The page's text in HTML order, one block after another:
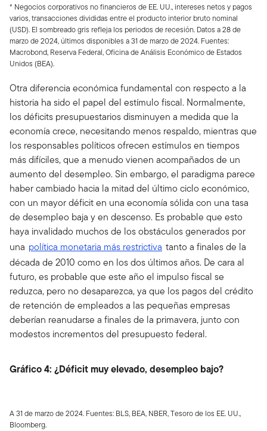
* Negocios corporativos no financieros de EE. UU., intereses netos y pagos
varios, transacciones divididas entre el producto interior bruto nominal
(USD). El sombreado gris refleja los periodos de recesión. Datos a 28 de
marzo de 2024, últimos disponibles a 31 de marzo de 2024. Fuentes:
Macrobond, Reserva Federal, Oficina de Análisis Económico de Estados
Unidos (BEA).
Otra diferencia económica fundamental con respecto a la
historia ha sido el papel del estímulo fiscal. Normalmente,
los déficits presupuestarios disminuyen a medida que la
economía crece, necesitando menos respaldo, mientras que
los responsables políticos ofrecen estímulos en tiempos
más difíciles, que a menudo vienen acompañados de un
aumento del desempleo. Sin embargo, el paradigma parece
haber cambiado hacia la mitad del último ciclo económico,
con un mayor déficit en una economía sólida con una tasa
de desempleo baja y en descenso. Es probable que esto
haya invalidado muchos de los obstáculos generados por
una política monetaria más restrictiva tanto a finales de la
década de 2010 como en los dos últimos años. De cara al
futuro, es probable que este año el impulso fiscal se
reduzca, pero no desaparezca, ya que los pagos del crédito
de retención de empleados a las pequeñas empresas
deberían reanudarse a finales de la primavera, junto con
modestos incrementos del presupuesto federal.
Gráfico 4: ¿Déficit muy elevado, desempleo bajo?
A 31 de marzo de 2024. Fuentes: BLS, BEA, NBER, Tesoro de los EE. UU.,
Bloomberg.